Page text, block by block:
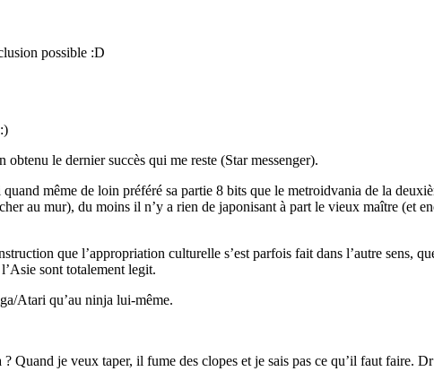
possible :D
le dernier succès qui me reste (Star messenger).
même de loin préféré sa partie 8 bits que le metroidvania de la
au mur), du moins il n’y a rien de japonisant à part le vieux maître (et
que l’appropriation culturelle s’est parfois fait dans l’autre sens,
sont totalement legit.
Atari qu’au ninja lui-même.
Quand je veux taper, il fume des clopes et je sais pas ce qu’il faut faire.